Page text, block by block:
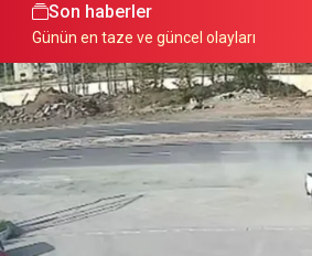
Son haberler
Günün en taze ve güncel olayları